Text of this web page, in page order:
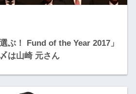
ぶ！ Fund of the Year 2017」
は山崎 元さん